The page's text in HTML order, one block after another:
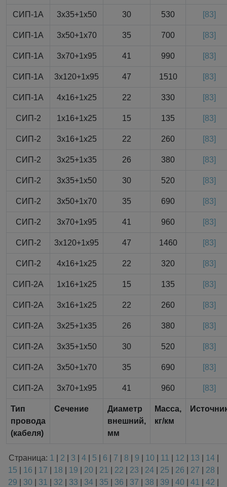
СИП-1А 3x35+1x50 30 530 [83]
СИП-1А 3x50+1x70 35 700 [83]
СИП-1А 3x70+1x95 41 990 [83]
СИП-1А 3x120+1x95 47 1510 [83]
СИП-1А 4x16+1x25 22 330 [83]
СИП-2 1x16+1x25 15 135 [83]
СИП-2 3x16+1x25 22 260 [83]
СИП-2 3x25+1x35 26 380 [83]
СИП-2 3x35+1x50 30 520 [83]
СИП-2 3x50+1x70 35 690 [83]
СИП-2 3x70+1x95 41 960 [83]
СИП-2 3x120+1x95 47 1460 [83]
СИП-2 4x16+1x25 22 320 [83]
СИП-2А 1x16+1x25 15 135 [83]
СИП-2А 3x16+1x25 22 260 [83]
СИП-2А 3x25+1x35 26 380 [83]
СИП-2А 3x35+1x50 30 520 [83]
СИП-2А 3x50+1x70 35 690 [83]
СИП-2А 3x70+1x95 41 960 [83]
Тип
провода
(кабеля)
Сечение
Диаметр
внешний,
мм
Масса,
кг/км
Страница: 1 2 3 4| 5 6 7 8 9 10 11 12 13 14|
15
16 17 18 19 20 21 22 23 24 25 26 27 28
29
30 31 32 33 34 35 36 37 38 39 40 41 42